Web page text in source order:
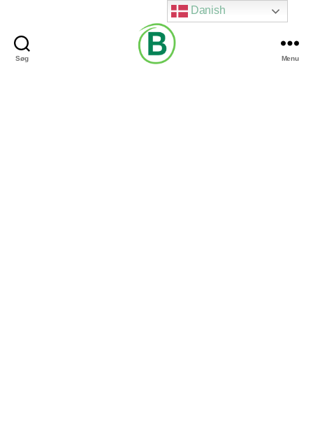
Søg Menu
Danish